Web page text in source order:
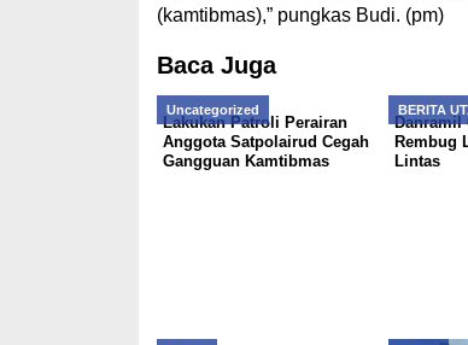
(kamtibmas),” pungkas Budi. (pm)
Baca Juga
Uncategorized
Lakukan Patroli Perairan
Anggota Satpolairud Cegah
Gangguan Kamtibmas
BERITA
Danramil
Rembug
Lintas